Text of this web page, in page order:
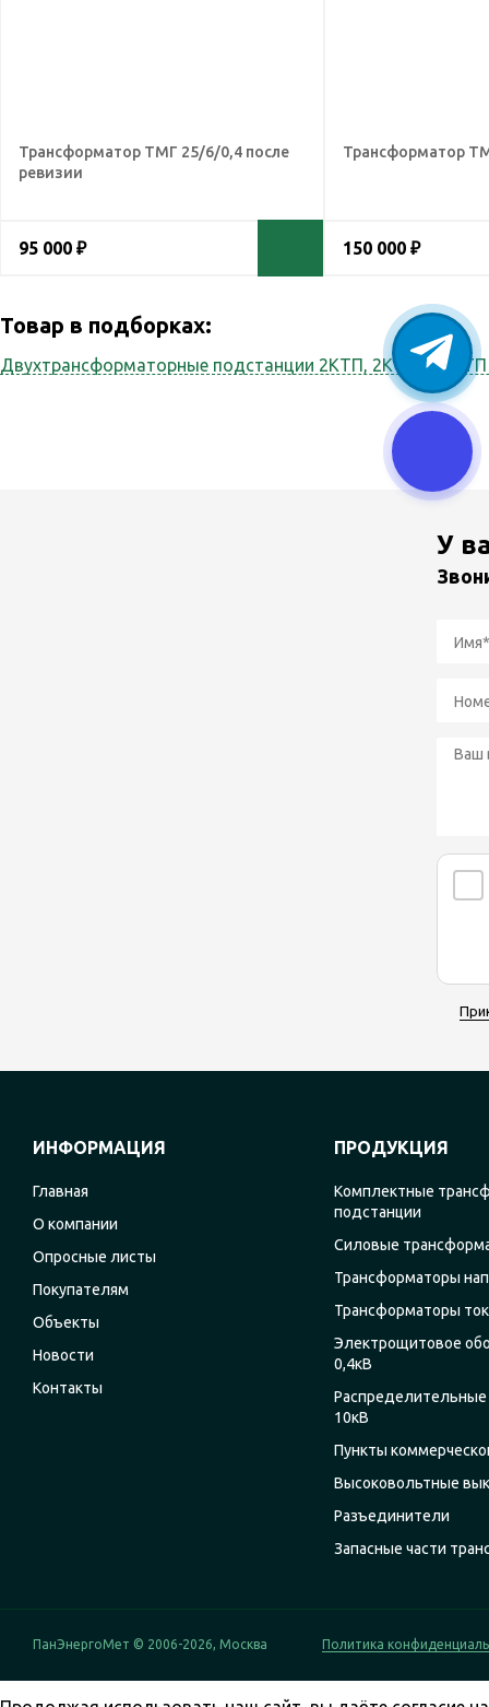
Трансформатор ТМГ 25/6/0,4 после
ревизии
95 000 ₽
Трансформатор
150 000 ₽
Товар в подборках:
Двухтрансформаторные подстанции 2КТП, 2КТПн 2КТП
У
ИНФОРМАЦИЯ
Главная
О компании
Опросные листы
Покупателям
Объекты
Новости
Контакты
ПРОДУКЦИЯ
Комплектные
подстанции
Силовые
Трансформаторы
Трансформаторы
Электрощитовое
0,4кВ
Распределительные
10кВ
Пункты
Высоковольтные
Разъединители
Запасные части
ПанЭнергоМет © 2006-2026, Москва Политика